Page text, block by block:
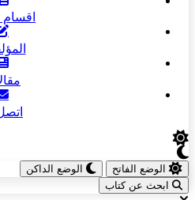
الوضع الفاتح
الوضع الداكن
ابحث عن كتاب